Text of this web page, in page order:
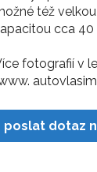
též
cca 40
fotografií v
poslat dotaz